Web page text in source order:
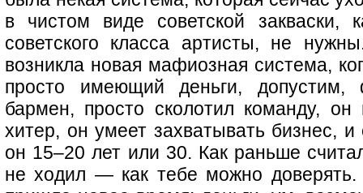
в чистом виде советской закваски,
советского класса артисты, не
возникла новая мафиозная система,
просто имеющий деньги, допустим,
бармен, просто сколотил команду,
хитер, он умеет захватывать бизнес,
он 15–20 лет или 30. Как раньше
не ходил — как тебе можно